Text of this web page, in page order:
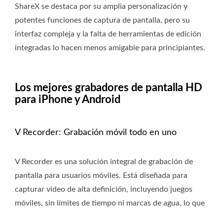
ShareX se destaca por su amplia personalización y
potentes funciones de captura de pantalla, pero su
interfaz compleja y la falta de herramientas de edición
integradas lo hacen menos amigable para principiantes.
Los mejores grabadores de pantalla HD
para iPhone y Android
V Recorder: Grabación móvil todo en uno
V Recorder es una solución integral de grabación de
pantalla para usuarios móviles. Está diseñada para
capturar video de alta definición, incluyendo juegos
móviles, sin límites de tiempo ni marcas de agua, lo que